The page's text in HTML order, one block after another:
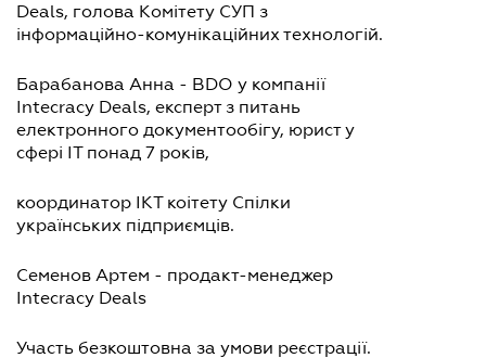
Deals, голова Комітету СУП з
інформаційно-комунікаційних технологій.
Барабанова Анна - BDO у компанії
Intecracy Deals, експерт з питань
електронного документообігу, юрист у
сфері ІТ понад 7 років,
координатор ІКТ коітету Спілки
українських підприємців.
Семенов Артем - продакт-менеджер
Intecracy Deals
Участь безкоштовна за умови реєстрації.